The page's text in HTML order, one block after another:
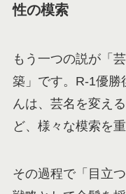
性の模索
もう一つの説が「
築」です。R-1優勝
んは、芸名を変え
ど、様々な模索を
その過程で「目立